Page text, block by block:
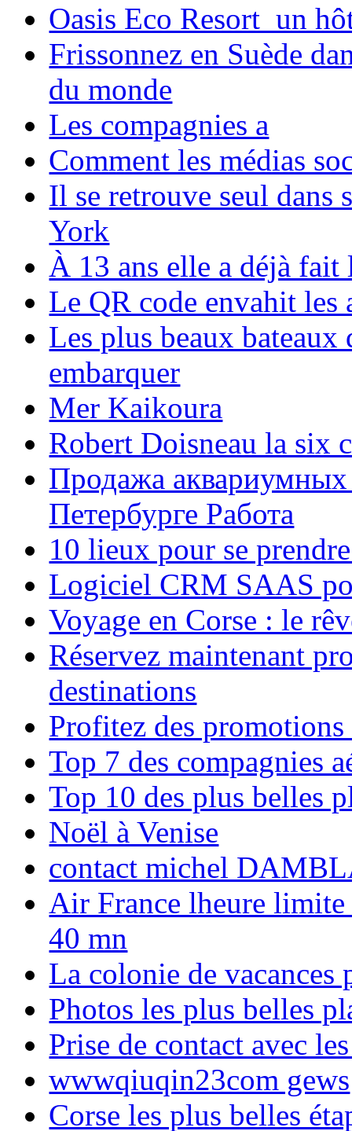
Oasis Eco Resort un
Frissonnez en Suède
du monde
Les compagnies a
Comment les médias
Il se retrouve seul dans
York
À 13 ans elle a déjà
Le QR code envahit les
Les plus beaux bateaux
embarquer
Mer Kaikoura
Robert Doisneau la six
Продажа аквариумных
Петербурге Работа
10 lieux pour se
Logiciel CRM SAAS
Voyage en Corse : le
Réservez maintenant
destinations
Profitez des
Top 7 des compagnies
Top 10 des plus belles
Noël à Venise
contact michel
Air France lheure limite
40 mn
La colonie de vacances
Photos les plus belles
Prise de contact avec
wwwqiuqin23com gews
Corse les plus belles